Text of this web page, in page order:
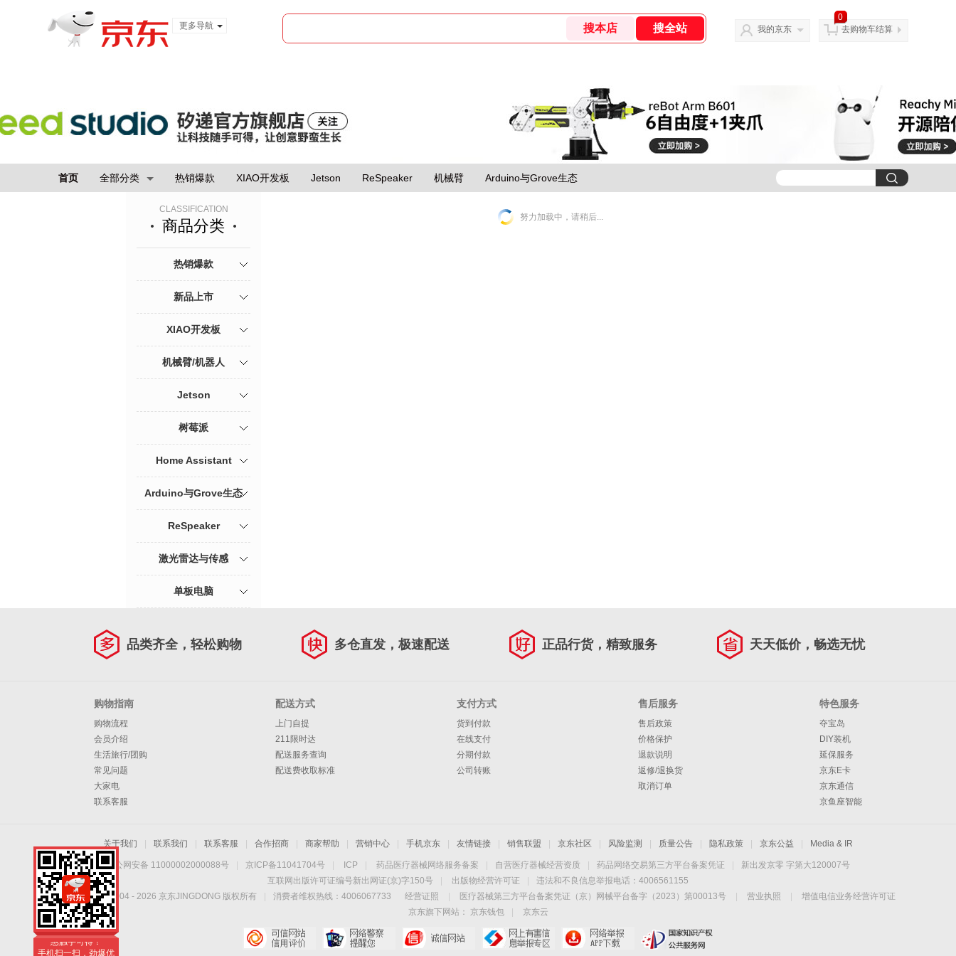
更多导航
我的京东
0
去购物车结算
首页 全部分类 热销爆款 XIAO开发板 Jetson ReSpeaker 机械臂 Arduino与Grove生态
CLASSIFICATION
商品分类
热销爆款
新品上市
XIAO开发板
机械臂/机器人
Jetson
树莓派
Home Assistant
Arduino与Grove生态
ReSpeaker
激光雷达与传感
单板电脑
努力加载中，请稍后...
品类齐全，轻松购物 多仓直发，极速配送 正品行货，精致服务 天天低价，畅选无忧
购物指南
购物流程
会员介绍
生活旅行/团购
常见问题
大家电
联系客服
配送方式
上门自提
211限时达
配送服务查询
配送费收取标准
支付方式
货到付款
在线支付
分期付款
公司转账
售后服务
售后政策
价格保护
退款说明
返修/退换货
取消订单
特色服务
夺宝岛
DIY装机
延保服务
京东E卡
京东通信
京鱼座智能
关于我们 联系我们 联系客服 合作招商 商家帮助 营销中心 手机京东 友情链接 销售联盟 京东社区 风险监测 质量公告 隐私政策 京东公益 Media & IR
京公网安备 11000002000088号 京ICP备11041704号 ICP 药品医疗器械网络服务备案 自营医疗器械经营资质 药品网络交易第三方平台备案凭证
新出发京零 字第大120007号
互联网出版许可证编号新出网证(京)字150号
出版物经营许可证
违法和不良信息举报电话：4006561155
Copyright © 2004 - 2026 京东JINGDONG 版权所有 消费者维权热线：4006067733 经营证照 医疗器械第三方平台备案凭证（京）网械平台备字（2023）第00013号 营业执照
增值电信业务经营许可证
京东旗下网站：
京东钱包
京东云
手机扫一扫，劲爆优
惠触手可得！
手机扫一扫，劲爆优